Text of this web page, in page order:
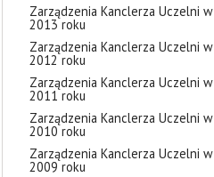
Zarządzenia Kanclerza Uczelni w
2013 roku
Zarządzenia Kanclerza Uczelni w
2012 roku
Zarządzenia Kanclerza Uczelni w
2011 roku
Zarządzenia Kanclerza Uczelni w
2010 roku
Zarządzenia Kanclerza Uczelni w
2009 roku